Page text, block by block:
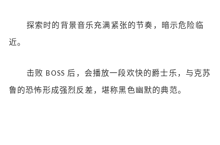
探索时的背景音乐充满紧张的节奏，暗示危险临
近。
击败 BOSS 后，会播放一段欢快的爵士乐，与克苏
鲁的恐怖形成强烈反差，堪称黑色幽默的典范。